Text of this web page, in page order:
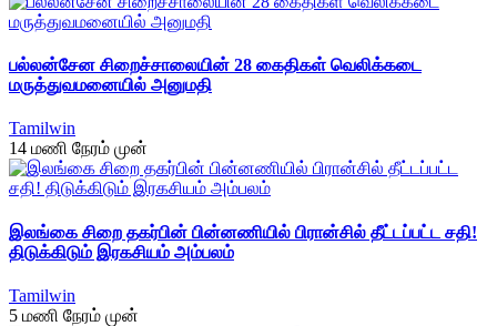
பல்லன்சேன சிறைச்சாலையின் 28 கைதிகள் வெலிக்கடை
மருத்துவமனையில் அனுமதி
Tamilwin
14 மணி நேரம் முன்
இலங்கை சிறை தகர்பின் பின்னணியில் பிரான்சில் தீட்டப்பட்ட சதி!
திடுக்கிடும் இரகசியம் அம்பலம்
Tamilwin
5 மணி நேரம் முன்